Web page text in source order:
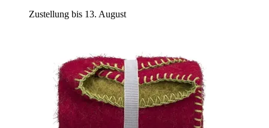
Zustellung bis 13. August